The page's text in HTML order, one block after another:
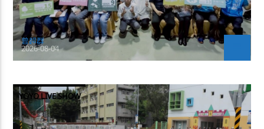
曾超群
2026-08-04
YOYO LIVE SHOW